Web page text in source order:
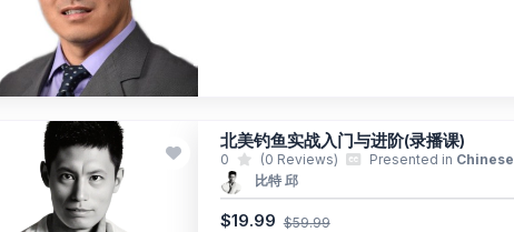
北美钓鱼实战入门与进阶(录播课)
0 (0 Reviews) Presented in Chinese
比特 邱
$19.99 $59.99